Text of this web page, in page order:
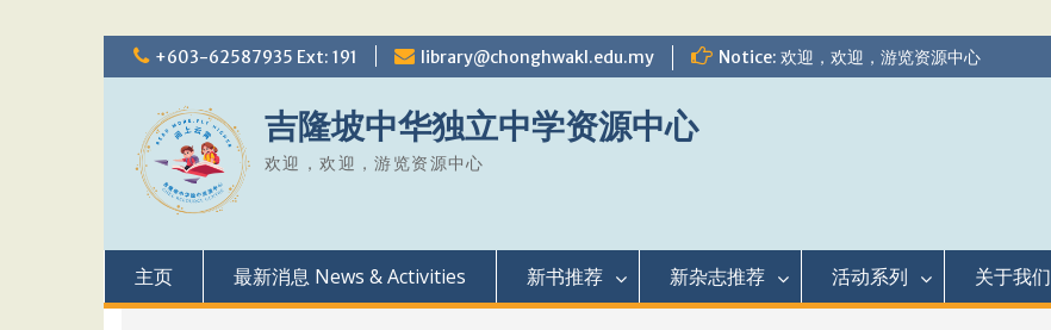
Skip
to
+603-62587935 Ext: 191 library@chonghwakl.edu.my Notice: 欢迎，欢迎，游览资源中心
吉隆坡中华独立中学资源中心
欢迎，欢迎，游览资源中心
主页 最新消息 News & Activities 新书推荐 新杂志推荐 活动系列 关于我们